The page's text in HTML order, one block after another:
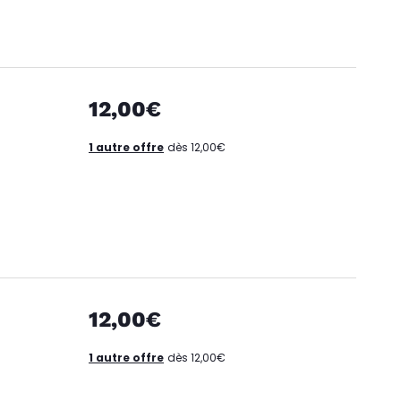
12,00€
1 autre offre dès 12,00€
12,00€
1 autre offre dès 12,00€